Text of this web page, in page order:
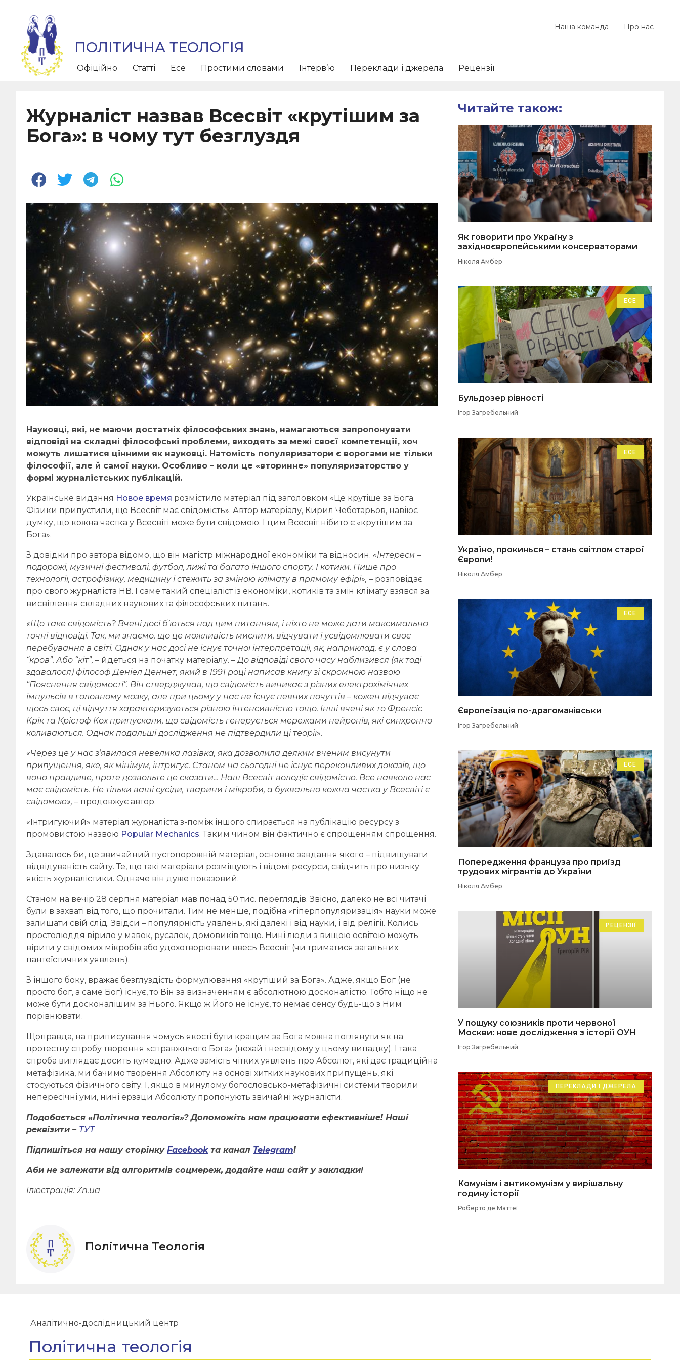
Наша команда Про нас
ПОЛІТИЧНА ТЕОЛОГІЯ
Офіційно Статті Есе Простими словами Інтерв’ю Переклади і джерела Рецензії
Журналіст назвав Всесвіт «крутішим за
Бога»: в чому тут безглуздя
Науковці, які, не маючи достатніх філософських знань, намагаються запропонувати
відповіді на складні філософські проблеми, виходять за межі своєї компетенції, хоч
можуть лишатися цінними як науковці. Натомість популяризатори є ворогами не тільки
філософії, але й самої науки. Особливо – коли це «вторинне» популяризаторство у
формі журналістських публікацій.
Українське видання Новое время розмістило матеріал під заголовком «Це крутіше за Бога.
Фізики припустили, що Всесвіт має свідомість». Автор матеріалу, Кирил Чеботарьов, навіює
думку, що кожна частка у Всесвіті може бути свідомою. І цим Всесвіт нібито є «крутішим за
Бога».
З довідки про автора відомо, що він магістр міжнародної економіки та відносин. «Інтереси –
подорожі, музичні фестивалі, футбол, лижі та багато іншого спорту. І котики. Пише про
технології, астрофізику, медицину і стежить за зміною клімату в прямому ефірі», – розповідає
про свого журналіста НВ. І саме такий спеціаліст із економіки, котиків та змін клімату взявся за
висвітлення складних наукових та філософських питань.
«Що таке свідомість? Вчені досі б’ються над цим питанням, і ніхто не може дати максимально
точні відповіді. Так, ми знаємо, що це можливість мислити, відчувати і усвідомлювати своє
перебування в світі. Однак у нас досі не існує точної інтерпретації, як, наприклад, є у слова
“кров”. Або “кіт”, – йдеться на початку матеріалу. –До відповіді свого часу наблизився (як тоді
здавалося) філософ Деніел Деннет, який в 1991 році написав книгу зі скромною назвою
“Пояснення свідомості”. Він стверджував, що свідомість виникає з різних електрохімічних
імпульсів в головному мозку, але при цьому у нас не існує певних почуттів – кожен відчуває
щось своє, ці відчуття характеризуються різною інтенсивністю тощо. Інші вчені як то Френсіс
Крік та Крістоф Кох припускали, що свідомість генерується мережами нейронів, які синхронно
коливаються. Однак подальші дослідження не підтвердили ці теорії».
«Через це у нас з’явилася невелика лазівка, яка дозволила деяким вченим висунути
припущення, яке, як мінімум, інтригує. Станом на сьогодні не існує переконливих доказів, що
воно правдиве, проте дозвольте це сказати… Наш Всесвіт володіє свідомістю. Все навколо нас
має свідомість. Не тільки ваші сусіди, тварини і мікроби, а буквально кожна частка у Всесвіті є
свідомою», – продовжує автор.
«Інтригуючий» матеріал журналіста з-поміж іншого спирається на публікацію ресурсу з
промовистою назвою Popular Mechanics. Таким чином він фактично є спрощенням спрощення.
Здавалось би, це звичайний пустопорожній матеріал, основне завдання якого – підвищувати
відвідуваність сайту. Те, що такі матеріали розміщують і відомі ресурси, свідчить про низьку
якість журналістики. Одначе він дуже показовий.
Станом на вечір 28 серпня матеріал мав понад 50 тис. переглядів. Звісно, далеко не всі читачі
були в захваті від того, що прочитали. Тим не менше, подібна «гіперпопуляризація» науки може
залишати свій слід. Звідси – популярність уявлень, які далекі і від науки, і від релігії. Колись
простолюддя вірило у мавок, русалок, домовиків тощо. Нині люди з вищою освітою можуть
вірити у свідомих мікробів або удохотворювати ввесь Всесвіт (чи триматися загальних
пантеїстичних уявлень).
З іншого боку, вражає безглуздість формулювання «крутіший за Бога». Адже, якщо Бог (не
просто бог, а саме Бог) існує, то Він за визначенням є абсолютною досконалістю. Тобто ніщо не
може бути досконалішим за Нього. Якщо ж Його не існує, то немає сенсу будь-що з Ним
порівнювати.
Щоправда, на приписування чомусь якості бути кращим за Бога можна поглянути як на
протестну спробу творення «справжнього Бога» (нехай і несвідому у цьому випадку). І така
спроба виглядає досить кумедно. Адже замість чітких уявлень про Абсолют, які дає традиційна
метафізика, ми бачимо творення Абсолюту на основі хитких наукових припущень, які
стосуються фізичного світу. І, якщо в минулому богословсько-метафізичні системи творили
непересічні уми, нині ерзаци Абсолюту пропонують звичайні журналісти.
Подобається «Політична теологія»? Допоможіть нам працювати ефективніше! Наші
реквізити – ТУТ
Підпишіться на нашу сторінку Facebookта канал Telegram!
Аби не залежати від алгоритмів соцмереж, додайте наш сайт у закладки!
Ілюстрація: Zn.ua
Політична Теологія
Читайте також:
Як говорити про Україну з
західноєвропейськими консерваторами
Ніколя Амбер
ЕСЕ
Бульдозер рівності
Ігор Загребельний
ЕСЕ
Україно, прокинься – стань світлом старої
Європи!
Ніколя Амбер
ЕСЕ
Європеїзація по-драгоманівськи
Ігор Загребельний
ЕСЕ
Попередження француза про приїзд
трудових мігрантів до України
Ніколя Амбер
РЕЦЕНЗІЇ
У пошуку союзників проти червоної
Москви: нове дослідження з історії ОУН
Ігор Загребельний
ПЕРЕКЛАДИ І ДЖЕРЕЛА
Комунізм і антикомунізм у вирішальну
годину історії
Роберто де Маттеї
Аналітично-дослідницький центр
Політична теологія